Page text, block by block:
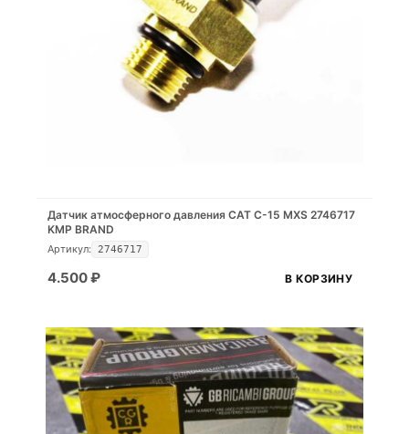
Датчик атмосферного давления CAT C-15 MXS 2746717
KMP BRAND
Артикул: 2746717
4.500₽ В КОРЗИНУ